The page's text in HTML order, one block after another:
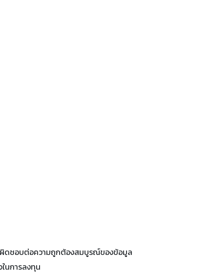
ผิดชอบต่อความถูกต้องสมบูรณ์ของข้อมูล
นการลงทุน